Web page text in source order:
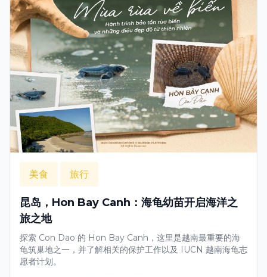
美食 旅行
昆岛，Hon Bay Canh：海龟幼苗开启海洋之
旅之地
探索 Con Dao 的 Hon Bay Canh，这里是越南最重要的海
龟筑巢地之一，并了解相关的保护工作以及 IUCN 越南海龟志
愿者计划。